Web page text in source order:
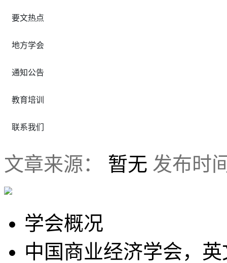
要文热点
地方学会
通知公告
教育培训
联系我们
文章来源： 暂无 发布时
学会概况
中国商业经济学会，英